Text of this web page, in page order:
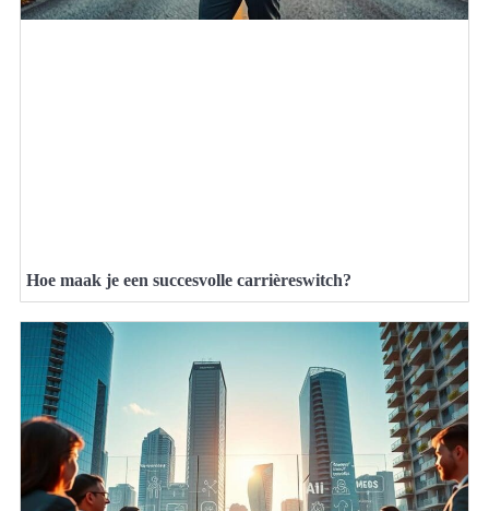
Hoe maak je een succesvolle carrièreswitch?